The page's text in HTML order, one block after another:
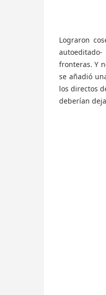
Lograron
fronteras. Y
se añadió
los directos
deberían